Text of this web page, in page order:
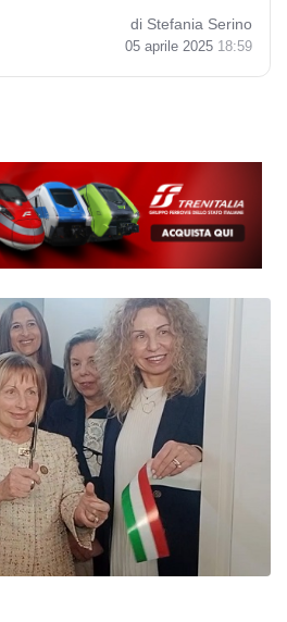
di Stefania Serino
05 aprile 2025 18:59